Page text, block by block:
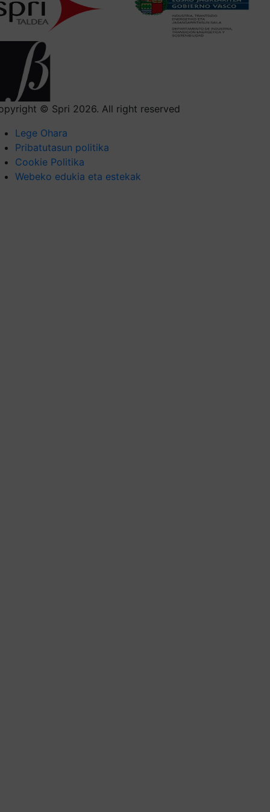
© Spri 2026. All right reserved
Lege Ohara
Pribatutasun politika
Cookie Politika
Webeko edukia eta estekak